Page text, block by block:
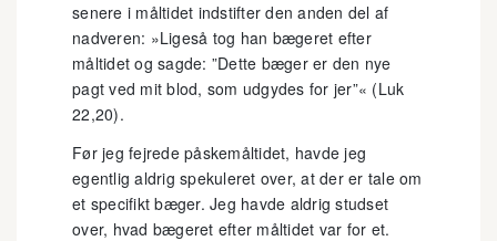
senere i måltidet indstifter den anden del af
nadveren: »Ligeså tog han bægeret efter
måltidet og sagde: ”Dette bæger er den nye
pagt ved mit blod, som udgydes for jer”« (Luk
22,20).
Før jeg fejrede påskemåltidet, havde jeg
egentlig aldrig spekuleret over, at der er tale om
et specifikt bæger. Jeg havde aldrig studset
over, hvad bægeret efter måltidet var for et.